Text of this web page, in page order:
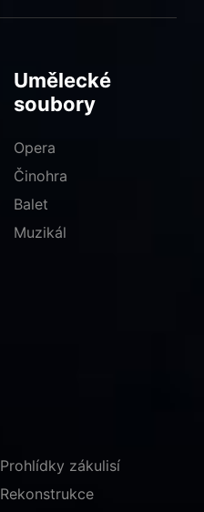
Umělecké
soubory
Opera
Činohra
Balet
Muzikál
Prohlídky zákulisí
Rekonstrukce